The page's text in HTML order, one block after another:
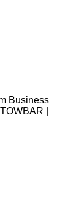
Business
|